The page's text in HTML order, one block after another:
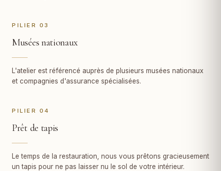
PILIER 03
Musées nationaux
L'atelier est référencé auprès de plusieurs musées nationaux
et compagnies d'assurance spécialisées.
PILIER 04
Prêt de tapis
Le temps de la restauration, nous vous prêtons gracieusement
un tapis pour ne pas laisser nu le sol de votre intérieur.